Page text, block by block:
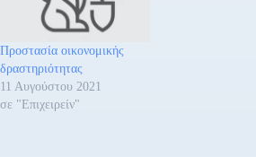
Προστασία οικονομικής
δραστηριότητας
11 Αυγούστου 2021
σε "Επιχειρείν"